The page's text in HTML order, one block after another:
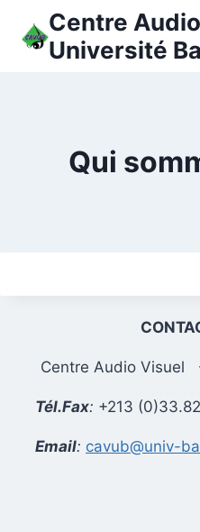
contenu
Centre
Université
Qui
Centre Audio Visuel
Tél.Fax: +213
Email: cavub@univ-